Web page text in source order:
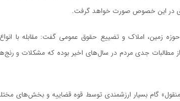
در این خصوص صورت خواهد گرفت.
حوزه زمین، املاک و تضییع حقوق عمومی گفت: مقابله با
مطالبات جدی مردم در سال‌های اخیر بوده که مشکلات و
گام بسیار ارزشمندی توسط قوه قضاییه و بخش‌های